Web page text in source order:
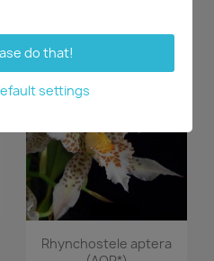
Artikel gekauft
...
Vorschau
Rhynchostele aptera
do that!
settings